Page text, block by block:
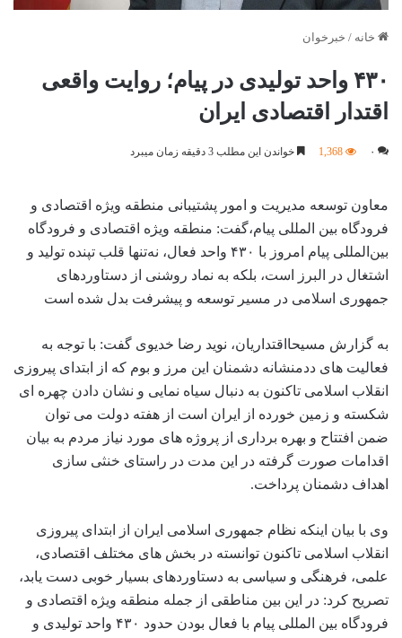
خانه / خبرخوان
۴۳۰ واحد تولیدی در پیام؛ روایت واقعی
اقتدار اقتصادی ایران
۰ 1,368 خواندن این مطلب 3 دقیقه زمان میبرد
معاون توسعه مدیریت و امور پشتیبانی منطقه ویژه اقتصادی و
فرودگاه بین المللی پیام،گفت: منطقه ویژه اقتصادی و فرودگاه
بین‌المللی پیام امروز با ۴۳۰ واحد فعال، نه‌تنها قلب تپنده تولید و
اشتغال در البرز است، بلکه به نماد روشنی از دستاوردهای
جمهوری اسلامی در مسیر توسعه و پیشرفت بدل شده است
به گزارش مسیحااقتداریان، نوید رضا خدیوی گفت: با توجه به
فعالیت های ددمنشانه دشمنان این مرز و بوم که از ابتدای پیروزی
انقلاب اسلامی تاکنون به دنبال سیاه نمایی و نشان دادن چهره ای
شکسته و زمین خورده از ایران است از هفته دولت می توان
ضمن افتتاح و بهره برداری از پروژه های مورد نیاز مردم به بیان
اقدامات صورت گرفته در این مدت در راستای خنثی سازی
اهداف دشمنان پرداخت.
وی با بیان اینکه نظام جمهوری اسلامی ایران از ابتدای پیروزی
انقلاب اسلامی تاکنون توانسته در بخش های مختلف اقتصادی،
علمی، فرهنگی و سیاسی به دستاوردهای بسیار خوبی دست یابد،
تصریح کرد: در این بین مناطقی از جمله منطقه ویژه اقتصادی و
فرودگاه بین المللی پیام با فعال بودن حدود ۴۳۰ واحد تولیدی و